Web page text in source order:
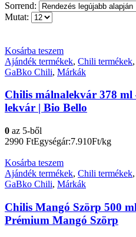
Sorrend:
Mutat:
Kosárba teszem
Ajándék termékek, Chili termékek,
GaBko Chili, Márkák
Chilis málnalekvár 378
lekvár | Bio Bello
0 az 5-ből
2990 FtEgységár:7.910Ft/kg
Kosárba teszem
Ajándék termékek, Chili termékek,
GaBko Chili, Márkák
Chilis Mangó Szörp 500
Prémium Mangó Szörp